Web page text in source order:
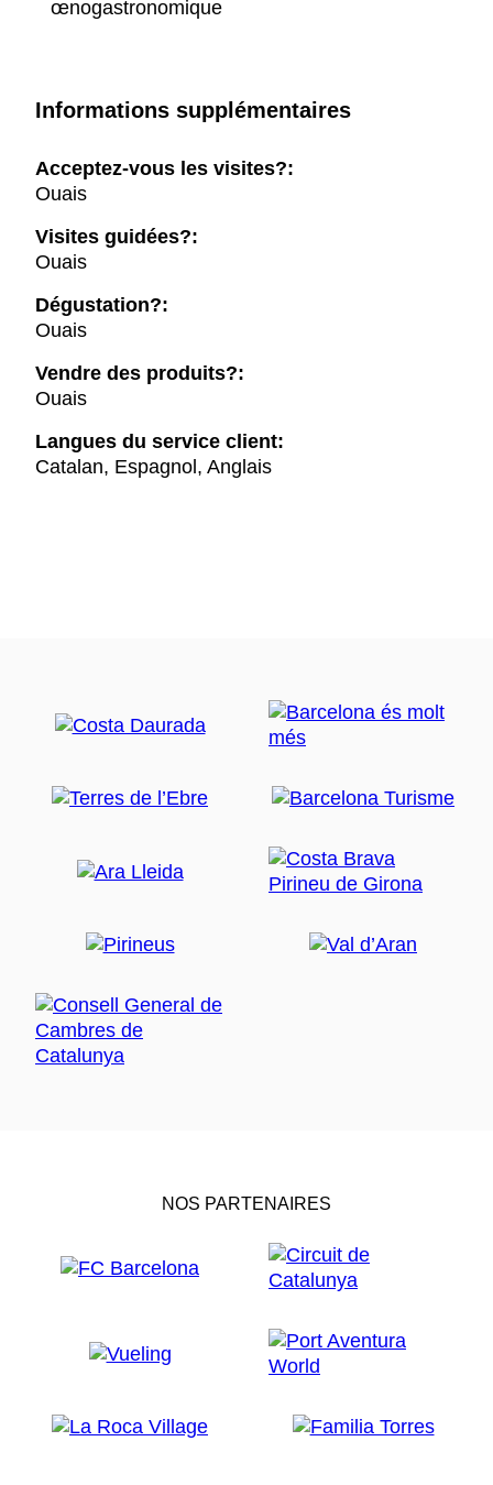
œnogastronomique
Informations supplémentaires
Acceptez-vous les visites?:
Ouais
Visites guidées?:
Ouais
Dégustation?:
Ouais
Vendre des produits?:
Ouais
Langues du service client:
Catalan, Espagnol, Anglais
NOS PARTENAIRES